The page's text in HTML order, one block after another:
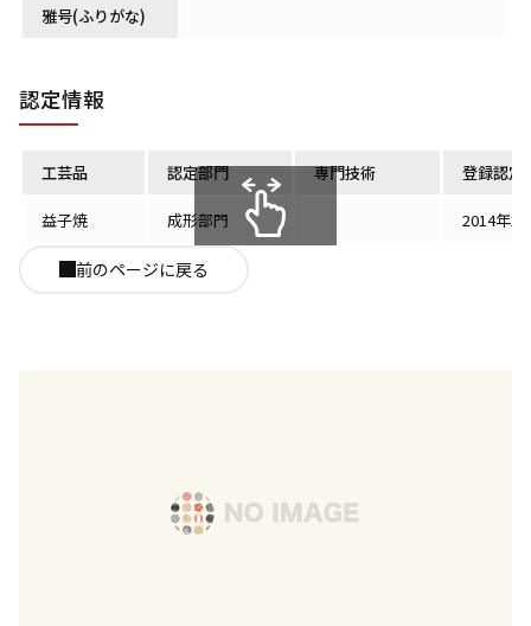
雅号(ふりがな)
認定情報
工芸品 認定部門 専門技術 登録認定
益子焼 成形部門 2014年2
前のページに戻る